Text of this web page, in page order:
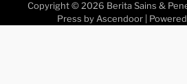
Copyright © 2026 Berita Sains &
Press by Ascendoor |